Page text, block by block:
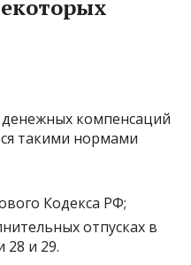
компенсаций
такими нормами
Кодекса РФ;
отпусках в
28 и 29.